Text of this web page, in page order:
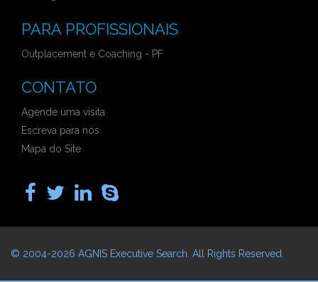
PARA PROFISSIONAIS
Outplacement e Coaching - PF
CONTATO
Agende uma visita
Escreva para nós
Mapa do Site
© 2004-2026 AGNIS Executive Search . All Rights Reserved.